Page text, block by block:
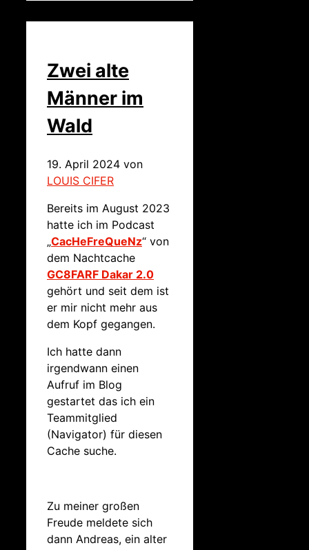
Zwei alte
Männer im
Wald
19. April 2024 von
LOUIS CIFER
Bereits im August 2023
hatte ich im Podcast
„CacHeFreQueNz“ von
dem Nachtcache
GC8FARF Dakar 2.0
gehört und seit dem ist
er mir nicht mehr aus
dem Kopf gegangen.
Ich hatte dann
irgendwann einen
Aufruf im Blog
gestartet das ich ein
Teammitglied
(Navigator) für diesen
Cache suche.
Zu meiner großen
Freude meldete sich
dann Andreas, ein alter